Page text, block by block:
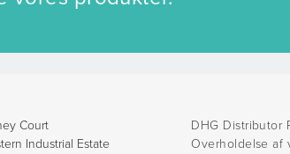
Court
Industrial Estate
DHG Distributor
Overholdelse af